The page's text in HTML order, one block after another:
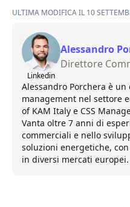
ULTIMA MODIFICA IL 10
Linkedin
Alessandro
Direttore
Alessandro Porchera è
management nel settore
of KAM Italy e CSS
Vanta oltre 7 anni di
commerciali e nello
soluzioni energetiche,
in diversi mercati europei.